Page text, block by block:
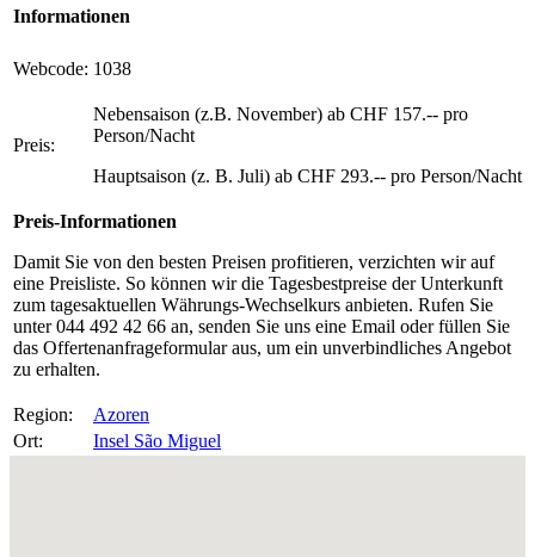
Informationen
Webcode: 1038
Preis:
Nebensaison (z.B. November) ab CHF 157.-- pro
Person/Nacht
Hauptsaison (z. B. Juli) ab CHF 293.-- pro Person/Nacht
Preis-Informationen
Damit Sie von den besten Preisen profitieren, verzichten wir auf
eine Preisliste. So können wir die Tagesbestpreise der Unterkunft
zum tagesaktuellen Währungs-Wechselkurs anbieten. Rufen Sie
unter 044 492 42 66 an, senden Sie uns eine Email oder füllen Sie
das Offertenanfrageformular aus, um ein unverbindliches Angebot
zu erhalten.
Region:
Azoren
Ort:
Insel São Miguel